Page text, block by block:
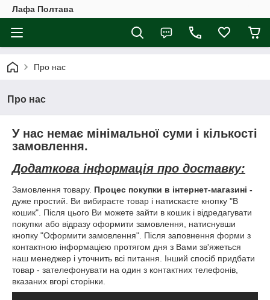
Лафа Полтава
Про нас
Про нас
У нас немає мінімальної суми і кількості
замовлення.
Додаткова інформація про доставку:
Замовлення товару. Процес покупки в інтернет-магазині -
дуже простий. Ви вибираєте товар і натискаєте кнопку "В
кошик". Після цього Ви можете зайти в кошик і відредагувати
покупки або відразу оформити замовлення, натиснувши
кнопку "Оформити замовлення". Після заповнення форми з
контактною інформацією протягом дня з Вами зв'яжеться
наш менеджер і уточнить всі питання. Інший спосіб придбати
товар - зателефонувати на один з контактних телефонів,
вказаних вгорі сторінки.